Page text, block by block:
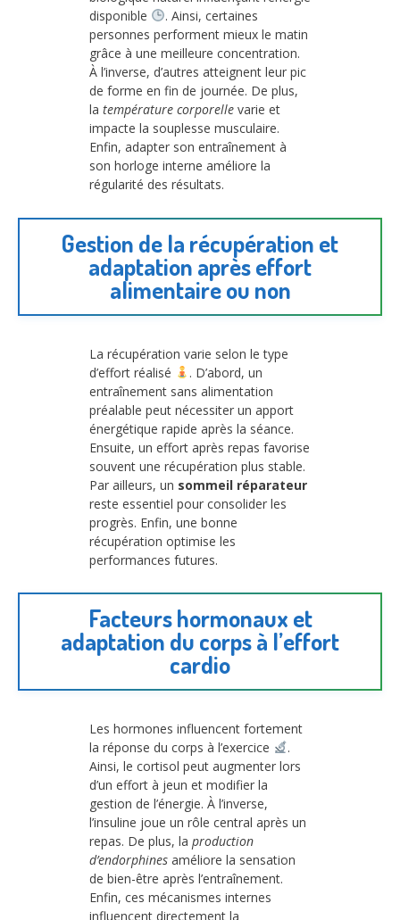
disponible
. Ainsi, certaines
personnes performent mieux le matin
grâce à une meilleure concentration.
À l’inverse, d’autres atteignent leur pic
de forme en fin de journée. De plus,
la température corporelle varie et
impacte la souplesse musculaire.
Enfin, adapter son entraînement à
son horloge interne améliore la
régularité des résultats.
Gestion de la récupération et
adaptation après effort
alimentaire ou non
La récupération varie selon le type
d’effort réalisé
. D’abord, un
entraînement sans alimentation
préalable peut nécessiter un apport
énergétique rapide après la séance.
Ensuite, un effort après repas favorise
souvent une récupération plus stable.
Par ailleurs, un sommeil réparateur
reste essentiel pour consolider les
progrès. Enfin, une bonne
récupération optimise les
performances futures.
Facteurs hormonaux et
adaptation du corps à l’effort
cardio
Les hormones influencent fortement
la réponse du corps à l’exercice
.
Ainsi, le cortisol peut augmenter lors
d’un effort à jeun et modifier la
gestion de l’énergie. À l’inverse,
l’insuline joue un rôle central après un
repas. De plus, la production
d’endorphines améliore la sensation
de bien-être après l’entraînement.
Enfin, ces mécanismes internes
influencent directement la